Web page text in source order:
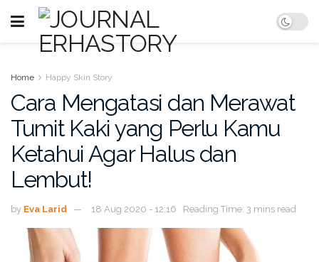
Home Happy Skin Story
Cara Mengatasi dan Merawat
Tumit Kaki yang Perlu Kamu
Ketahui Agar Halus dan
Lembut!
by Eva Larid 18 Aug 2020 - 12:16 Reading Time: 3 mins read